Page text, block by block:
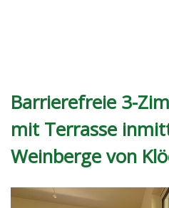
Barrierefreie 3-
mit Terrasse
Weinberge von